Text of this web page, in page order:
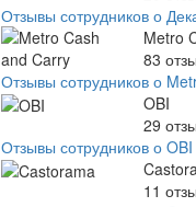
Отзывы сотрудников о
Metro
83
Отзывы сотрудников о
OBI
29
Отзывы сотрудников о OBI
11